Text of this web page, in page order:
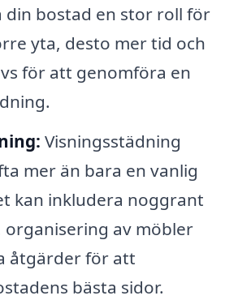
din bostad en stor roll för
yta, desto mer tid och
för att genomföra en
Visningsstädning
mer än bara en vanlig
kan inkludera noggrant
av möbler
åtgärder för att
bästa sidor.